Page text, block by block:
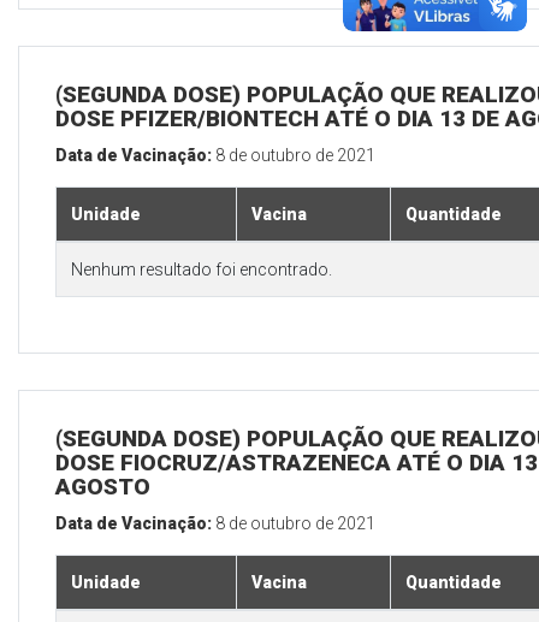
(SEGUNDA DOSE) POPULAÇÃO QUE
DOSE PFIZER/BIONTECH ATÉ O DIA 13 DE
Data de Vacinação: 8 de outubro de 2021
Unidade Vacina Quantidade
Nenhum resultado foi encontrado.
(SEGUNDA DOSE) POPULAÇÃO QUE
DOSE FIOCRUZ/ASTRAZENECA ATÉ O DIA
AGOSTO
Data de Vacinação: 8 de outubro de 2021
Unidade Vacina Quantidade